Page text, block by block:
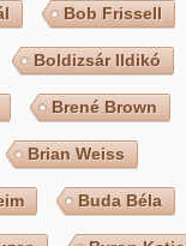
Bob Frissell
Boldizsár Ildikó
Brené Brown
Brian Weiss
Buda Béla